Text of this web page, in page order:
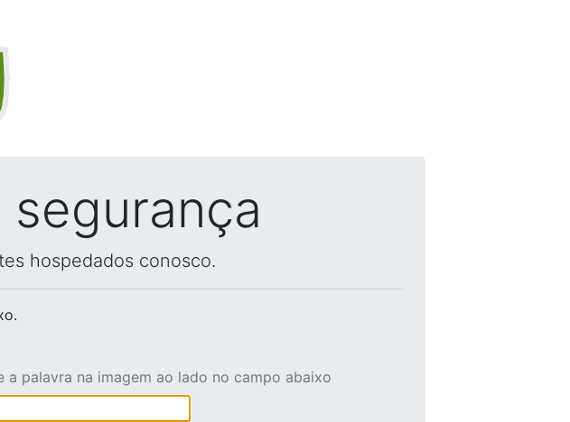
hospedados conosco.
a palavra na imagem ao lado no campo abaixo